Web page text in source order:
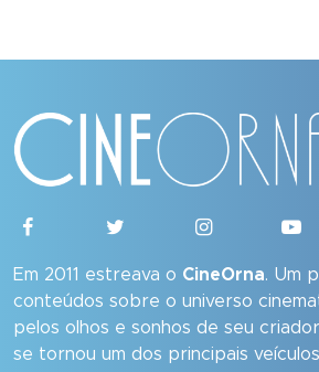
Em 2011 estreava o CineOrna. Um
conteúdos sobre o universo
pelos olhos e sonhos de seu criador
se tornou um dos principais